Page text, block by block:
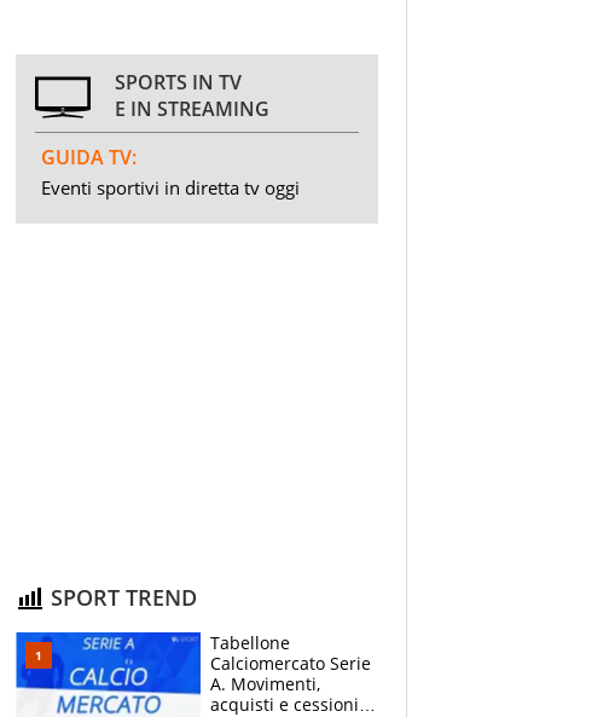
SPORTS IN TV
E IN STREAMING
GUIDA TV:
Eventi sportivi in diretta tv oggi
SPORT TREND
Tabellone
Calciomercato Serie
A. Movimenti,
acquisti e cessioni: